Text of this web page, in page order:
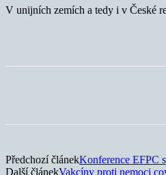
V unijních zemích a tedy i v České
Předchozí článekKonference EFPC
Další článekVakcíny proti nemoci